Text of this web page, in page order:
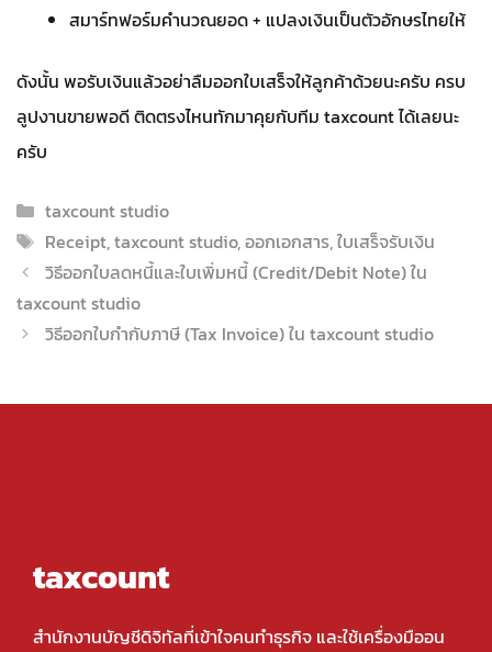
สมาร์ทฟอร์มคำนวณยอด + แปลงเงินเป็นตัวอักษรไทยให้
ดังนั้น พอรับเงินแล้วอย่าลืมออกใบเสร็จให้ลูกค้าด้วยนะครับ ครบ
ลูปงานขายพอดี ติดตรงไหนทักมาคุยกับทีม taxcount ได้เลยนะ
ครับ
Categories
taxcount studio
Tags
Receipt,taxcount studio,ออกเอกสาร,ใบเสร็จรับเงิน
วิธีออกใบลดหนี้และใบเพิ่มหนี้ (Credit/Debit Note) ใน
taxcount studio
วิธีออกใบกำกับภาษี (Tax Invoice) ใน taxcount studio
taxcount
สำนักงานบัญชีดิจิทัลที่เข้าใจคนทำธุรกิจ และใช้เครื่องมืออน